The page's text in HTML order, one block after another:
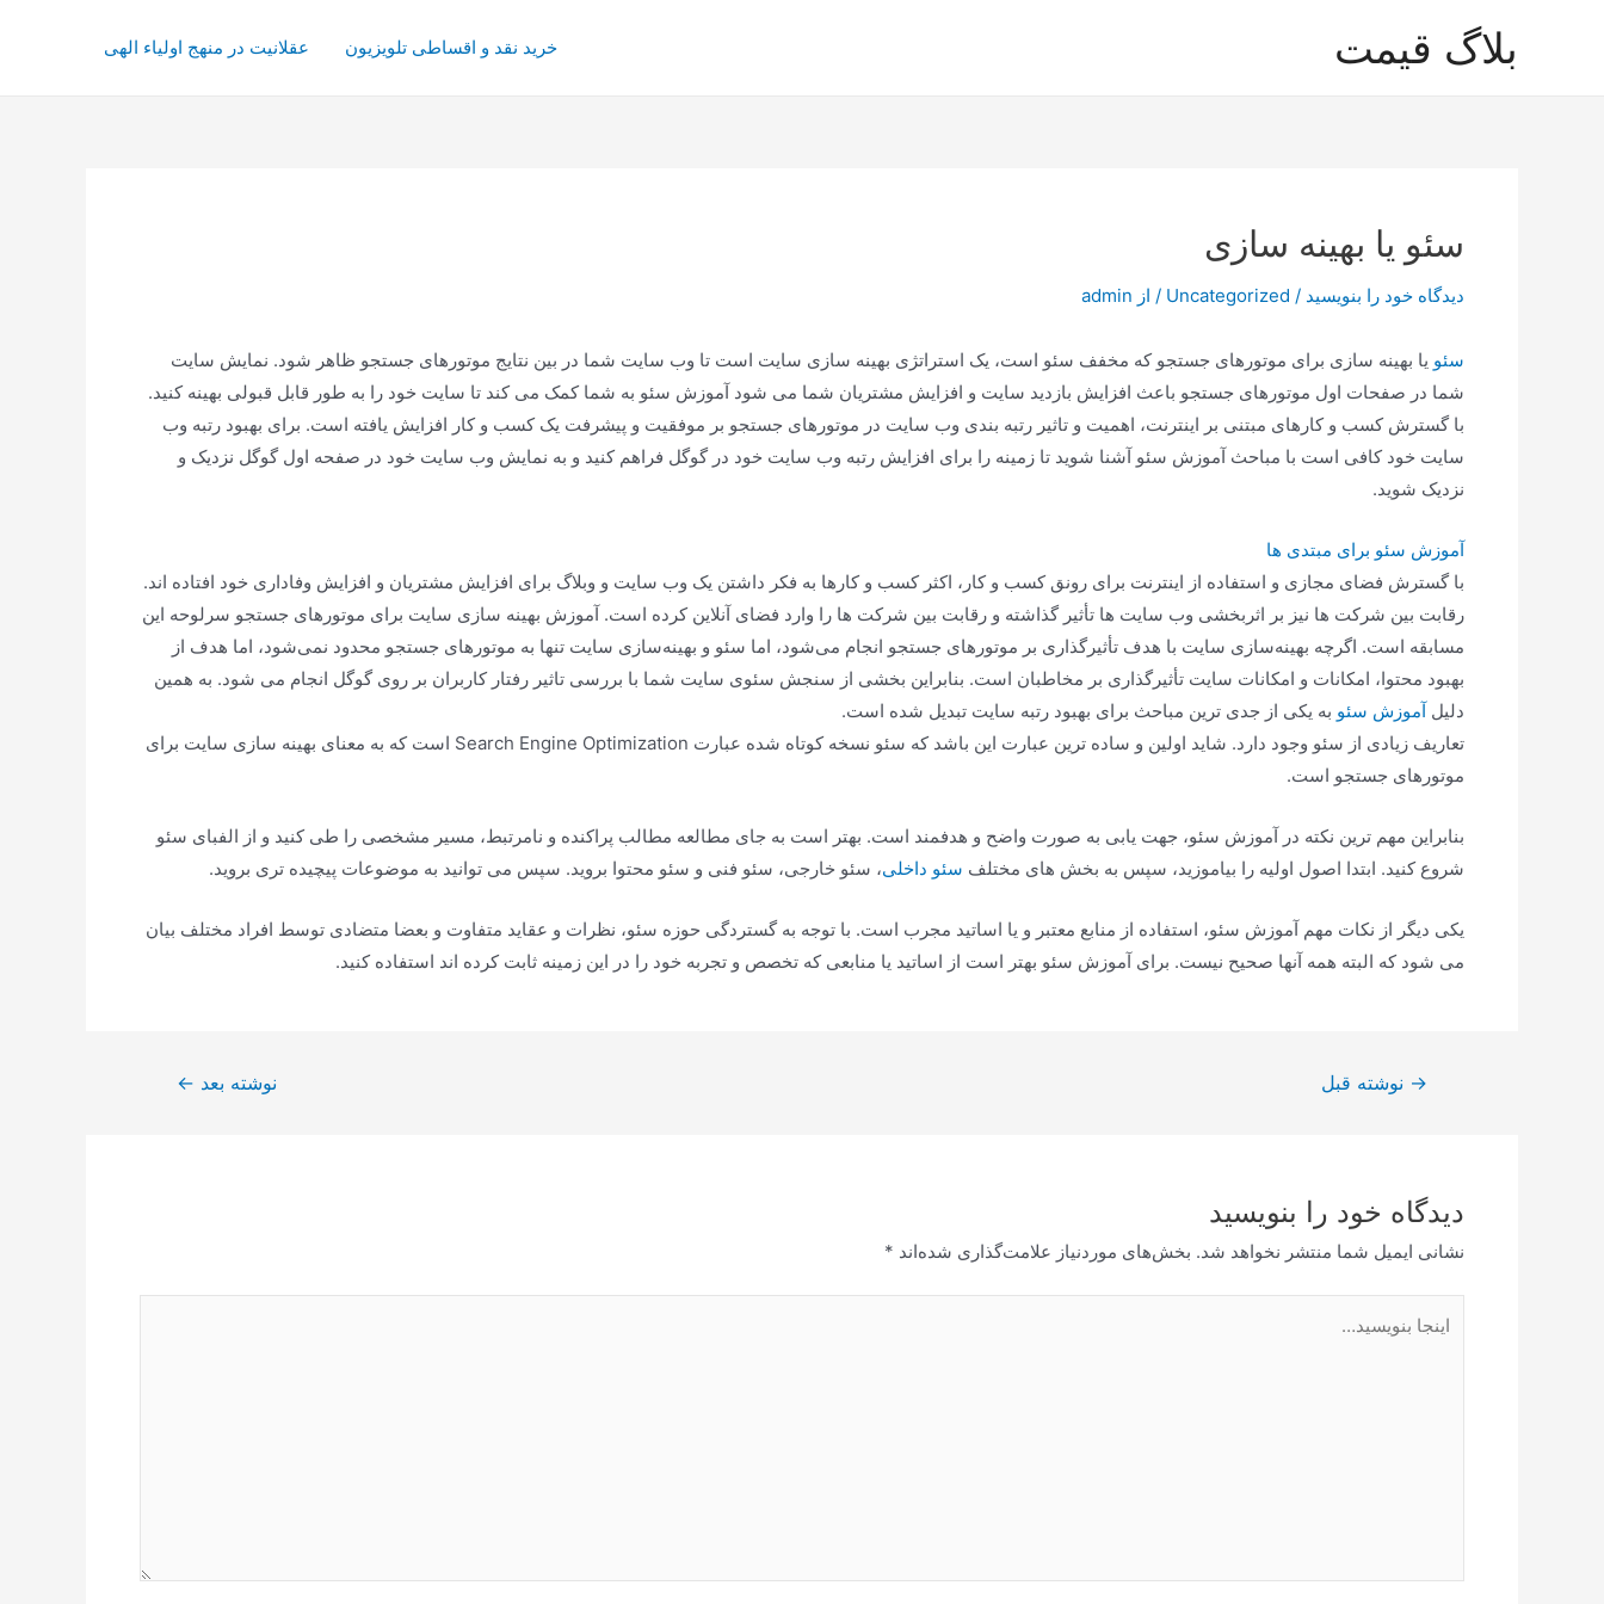
بلاگ قیمت خرید نقد و اقساطی تلویزیون عقلانیت در منهج اولیاء الهی
سئو یا بهینه سازی
دیدگاه‌ خود را بنویسید /
Uncategorized / از admin
سئو یا بهینه سازی برای موتورهای جستجو که مخفف سئو است، یک استراتژی بهینه سازی سایت است تا وب سایت شما در بین نتایج موتورهای جستجو ظاهر شود. نمایش سایت
شما در صفحات اول موتورهای جستجو باعث افزایش بازدید سایت و افزایش مشتریان شما می شود آموزش سئو به شما کمک می کند تا سایت خود را به طور قابل قبولی بهینه کنید.
با گسترش کسب و کارهای مبتنی بر اینترنت، اهمیت و تاثیر رتبه بندی وب سایت در موتورهای جستجو بر موفقیت و پیشرفت یک کسب و کار افزایش یافته است. برای بهبود رتبه وب
سایت خود کافی است با مباحث آموزش سئو آشنا شوید تا زمینه را برای افزایش رتبه وب سایت خود در گوگل فراهم کنید و به نمایش وب سایت خود در صفحه اول گوگل نزدیک و
نزدیک شوید.
آموزش سئو برای مبتدی ها
با گسترش فضای مجازی و استفاده از اینترنت برای رونق کسب و کار، اکثر کسب و کارها به فکر داشتن یک وب سایت و وبلاگ برای افزایش مشتریان و افزایش وفاداری خود افتاده اند.
رقابت بین شرکت ها نیز بر اثربخشی وب سایت ها تأثیر گذاشته و رقابت بین شرکت ها را وارد فضای آنلاین کرده است. آموزش بهینه سازی سایت برای موتورهای جستجو سرلوحه این
مسابقه است. اگرچه بهینه‌سازی سایت با هدف تأثیرگذاری بر موتورهای جستجو انجام می‌شود، اما سئو و بهینه‌سازی سایت تنها به موتورهای جستجو محدود نمی‌شود، اما هدف از
بهبود محتوا، امکانات و امکانات سایت تأثیرگذاری بر مخاطبان است. بنابراین بخشی از سنجش سئوی سایت شما با بررسی تاثیر رفتار کاربران بر روی گوگل انجام می شود. به همین
دلیلآموزش سئو به یکی از جدی ترین مباحث برای بهبود رتبه سایت تبدیل شده است.
تعاریف زیادی از سئو وجود دارد. شاید اولین و ساده ترین عبارت این باشد که سئو نسخه کوتاه شده عبارت Search Engine Optimization است که به معنای بهینه سازی سایت برای
موتورهای جستجو است.
بنابراین مهم ترین نکته در آموزش سئو، جهت یابی به صورت واضح و هدفمند است. بهتر است به جای مطالعه مطالب پراکنده و نامرتبط، مسیر مشخصی را طی کنید و از الفبای سئو
شروع کنید. ابتدا اصول اولیه را بیاموزید، سپس به بخش های مختلف سئو داخلی، سئو خارجی، سئو فنی و سئو محتوا بروید. سپس می توانید به موضوعات پیچیده تری بروید.
یکی دیگر از نکات مهم آموزش سئو، استفاده از منابع معتبر و یا اساتید مجرب است. با توجه به گستردگی حوزه سئو، نظرات و عقاید متفاوت و بعضا متضادی توسط افراد مختلف بیان
می شود که البته همه آنها صحیح نیست. برای آموزش سئو بهتر است از اساتید یا منابعی که تخصص و تجربه خود را در این زمینه ثابت کرده اند استفاده کنید.
راهبری
→ نوشته قبل نوشته بعد ←
دیدگاه‌ خود را بنویسید
نشانی ایمیل شما منتشر نخواهد شد. بخش‌های موردنیاز علامت‌گذاری شده‌اند *
بنویسید…